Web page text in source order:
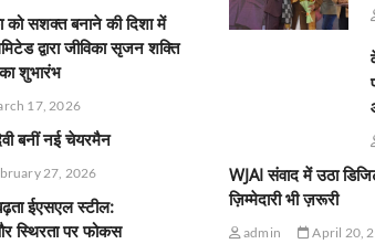
को सशक्त बनाने की दिशा में
द्वारा जीविका सृजन शक्ति
शुभारंभ
17, 2026
बनीं नई चेयरमैन
27, 2026
ईएसएल स्टील:
स्थिरता पर फोकस
WJAI संवाद में उठा
ज़िम्मेदारी भी ज़रूरी
admin April 20,